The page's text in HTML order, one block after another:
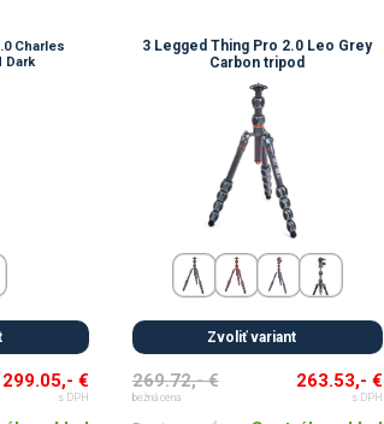
Charles
Dark
299.05,- €
s DPH
3 Legged Thing Pro 2.0 Leo Grey
Carbon tripod
Zvoliť variant
269.72,- €
bežná cena
263.53,- €
s DPH